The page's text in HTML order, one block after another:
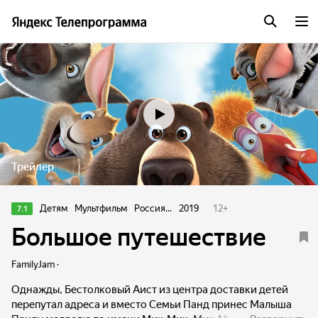
Трейлер
7.1 Детям Мультфильм Россия... 2019 12+
Большое путешествие
FamilyJam ·
Однажды, Бестолковый Аист из центра доставки детей
перепутал адреса и вместо Семьи Панд принес Малыша